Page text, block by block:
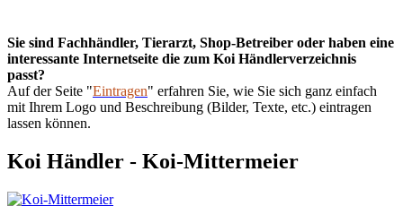
Sie sind Fachhändler, Tierarzt, Shop-Betreiber oder haben eine
interessante Internetseite die zum Koi Händlerverzeichnis
passt?
Auf der Seite "Eintragen" erfahren Sie, wie Sie sich ganz einfach
mit Ihrem Logo und Beschreibung (Bilder, Texte, etc.) eintragen
lassen können.
Koi Händler - Koi-Mittermeier